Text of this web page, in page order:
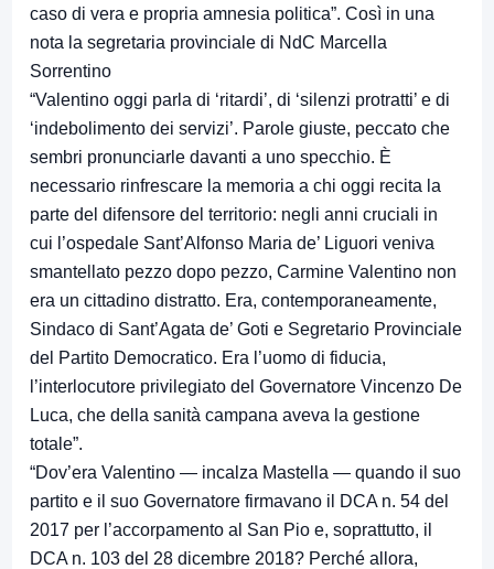
caso di vera e propria amnesia politica”. Così in una
nota la segretaria provinciale di NdC Marcella
Sorrentino
“Valentino oggi parla di ‘ritardi’, di ‘silenzi protratti’ e di
‘indebolimento dei servizi’. Parole giuste, peccato che
sembri pronunciarle davanti a uno specchio. È
necessario rinfrescare la memoria a chi oggi recita la
parte del difensore del territorio: negli anni cruciali in
cui l’ospedale Sant’Alfonso Maria de’ Liguori veniva
smantellato pezzo dopo pezzo, Carmine Valentino non
era un cittadino distratto. Era, contemporaneamente,
Sindaco di Sant’Agata de’ Goti e Segretario Provinciale
del Partito Democratico. Era l’uomo di fiducia,
l’interlocutore privilegiato del Governatore Vincenzo De
Luca, che della sanità campana aveva la gestione
totale”.
“Dov’era Valentino — incalza Mastella — quando il suo
partito e il suo Governatore firmavano il DCA n. 54 del
2017 per l’accorpamento al San Pio e, soprattutto, il
DCA n. 103 del 28 dicembre 2018? Perché allora,